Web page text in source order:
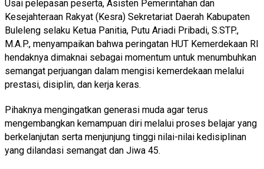
Usai pelepasan peserta, Asisten Pemerintahan dan
Kesejahteraan Rakyat (Kesra) Sekretariat Daerah Kabupaten
Buleleng selaku Ketua Panitia, Putu Ariadi Pribadi, S.STP.,
M.A.P., menyampaikan bahwa peringatan HUT Kemerdekaan RI
hendaknya dimaknai sebagai momentum untuk menumbuhkan
semangat perjuangan dalam mengisi kemerdekaan melalui
prestasi, disiplin, dan kerja keras.
Pihaknya mengingatkan generasi muda agar terus
mengembangkan kemampuan diri melalui proses belajar yang
berkelanjutan serta menjunjung tinggi nilai-nilai kedisiplinan
yang dilandasi semangat dan Jiwa 45.